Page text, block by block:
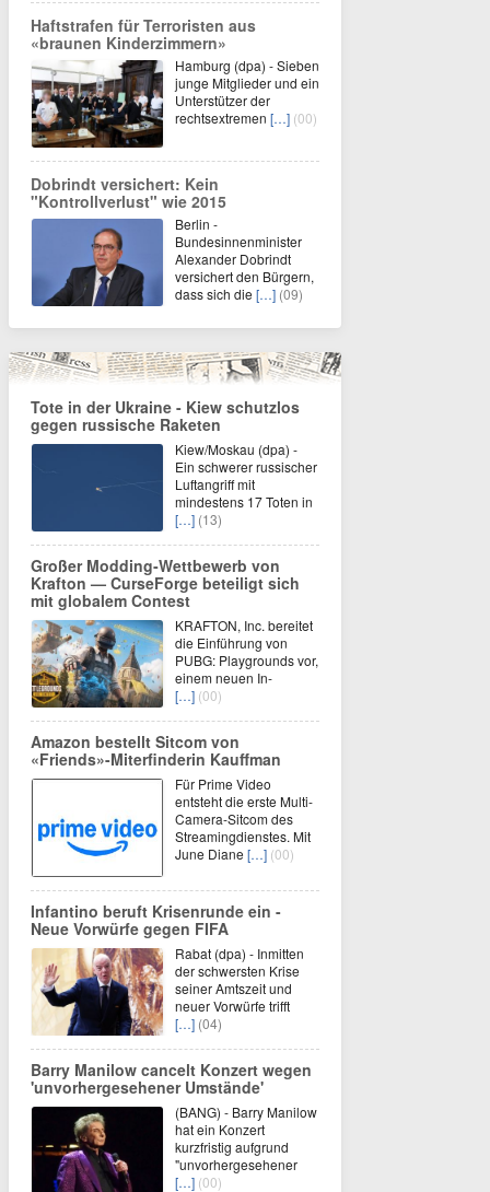
Haftstrafen für Terroristen aus
«braunen Kinderzimmern»
Hamburg (dpa) - Sieben
junge Mitglieder und ein
Unterstützer der
rechtsextremen […] (00)
Dobrindt versichert: Kein
"Kontrollverlust" wie 2015
Berlin -
Bundesinnenminister
Alexander Dobrindt
versichert den Bürgern,
dass sich die […] (09)
Tote in der Ukraine - Kiew schutzlos
gegen russische Raketen
Kiew/Moskau (dpa) -
Ein schwerer russischer
Luftangriff mit
mindestens 17 Toten in
[…] (13)
Großer Modding‑Wettbewerb von
Krafton — CurseForge beteiligt sich
mit globalem Contest
KRAFTON, Inc. bereitet
die Einführung von
PUBG: Playgrounds vor,
einem neuen In-
[…] (00)
Amazon bestellt Sitcom von
«Friends»-Miterfinderin Kauffman
Für Prime Video
entsteht die erste Multi-
Camera-Sitcom des
Streamingdienstes. Mit
June Diane […] (00)
Infantino beruft Krisenrunde ein -
Neue Vorwürfe gegen FIFA
Rabat (dpa) - Inmitten
der schwersten Krise
seiner Amtszeit und
neuer Vorwürfe trifft
[…] (04)
Barry Manilow cancelt Konzert wegen
'unvorhergesehener Umstände'
(BANG) - Barry Manilow
hat ein Konzert
kurzfristig aufgrund
"unvorhergesehener
[…] (00)